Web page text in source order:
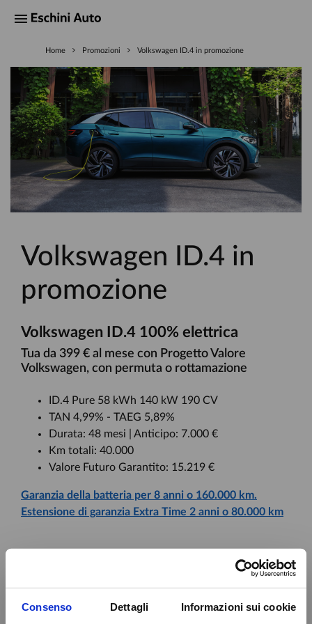
Consenso Dettagli Informazioni sui cookie
Home Promozioni Volkswagen ID.4 in promozione
Volkswagen ID.4 in
promozione
Volkswagen ID.4 100% elettrica
Tua da 399 € al mese con Progetto Valore
Volkswagen, con permuta o rottamazione
ID.4 Pure 58 kWh 140 kW 190 CV
TAN 4,99% - TAEG 5,89%
Durata: 48 mesi | Anticipo: 7.000 €
Km totali: 40.000
Valore Futuro Garantito: 15.219 €
Garanzia della batteria per 8 anni o 160.000 km.
Estensione di garanzia Extra Time 2 anni o 80.000 km
ID.4 Pure 58 kWh 140 kW 190 CV tua a € 36.092,52 (chiavi in mano IPT esclusa).